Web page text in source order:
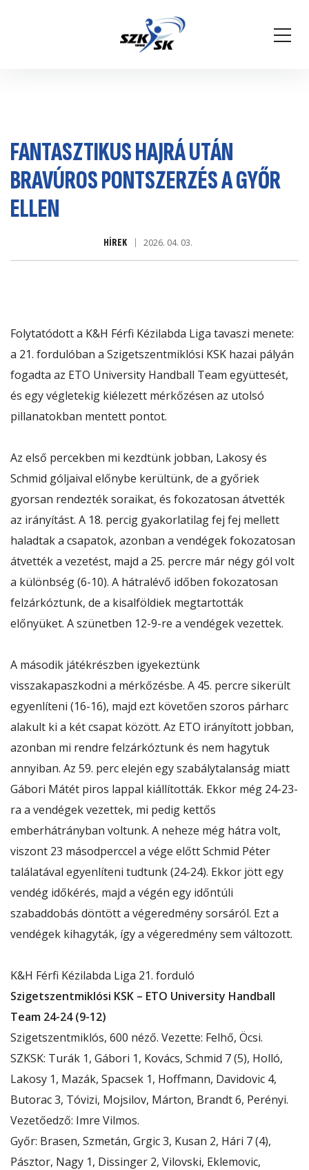
FANTASZTIKUS HAJRÁ UTÁN
BRAVÚROS PONTSZERZÉS A GYŐR
ELLEN
HÍREK 2026. 04. 03.
Folytatódott a K&H Férfi Kézilabda Liga tavaszi menete:
a 21. fordulóban a Szigetszentmiklósi KSK hazai pályán
fogadta az ETO University Handball Team együttesét,
és egy végletekig kiélezett mérkőzésen az utolsó
pillanatokban mentett pontot.
Az első percekben mi kezdtünk jobban, Lakosy és
Schmid góljaival előnybe kerültünk, de a győriek
gyorsan rendezték soraikat, és fokozatosan átvették
az irányítást. A 18. percig gyakorlatilag fej fej mellett
haladtak a csapatok, azonban a vendégek fokozatosan
átvették a vezetést, majd a 25. percre már négy gól volt
a különbség (6-10). A hátralévő időben fokozatosan
felzárkóztunk, de a kisalföldiek megtartották
előnyüket. A szünetben 12-9-re a vendégek vezettek.
A második játékrészben igyekeztünk
visszakapaszkodni a mérkőzésbe. A 45. percre sikerült
egyenlíteni (16-16), majd ezt követően szoros párharc
alakult ki a két csapat között. Az ETO irányított jobban,
azonban mi rendre felzárkóztunk és nem hagytuk
annyiban. Az 59. perc elején egy szabálytalanság miatt
Gábori Mátét piros lappal kiállították. Ekkor még 24-23-
ra a vendégek vezettek, mi pedig kettős
emberhátrányban voltunk. A neheze még hátra volt,
viszont 23 másodperccel a vége előtt Schmid Péter
találatával egyenlíteni tudtunk (24-24). Ekkor jött egy
vendég időkérés, majd a végén egy időntúli
szabaddobás döntött a végeredmény sorsáról. Ezt a
vendégek kihagyták, így a végeredmény sem változott.
K&H Férfi Kézilabda Liga 21. forduló
Szigetszentmiklósi KSK – ETO University Handball
Team 24-24 (9-12)
Szigetszentmiklós, 600 néző. Vezette: Felhő, Öcsi.
SZKSK: Turák 1, Gábori 1, Kovács, Schmid 7 (5), Holló,
Lakosy 1, Mazák, Spacsek 1, Hoffmann, Davidovic 4,
Butorac 3, Tóvizi, Mojsilov, Márton, Brandt 6, Perényi.
Vezetőedző: Imre Vilmos.
Győr: Brasen, Szmetán, Grgic 3, Kusan 2, Hári 7 (4),
Pásztor, Nagy 1, Dissinger 2, Vilovski, Eklemovic,